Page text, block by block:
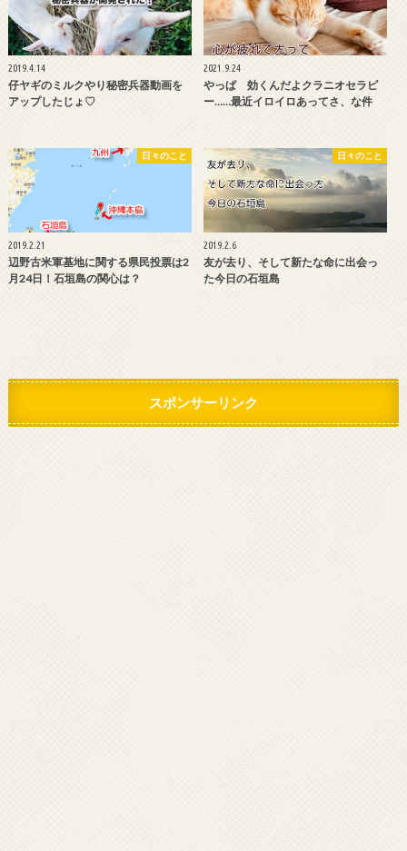
2019.4.14
仔ヤギのミルクやり秘密兵器動画を
アップしたじょ♡
2021.9.24
やっぱ 効くんだよクラニオセラピ
ー……最近イロイロあってさ、な件
日々のこと
2019.2.21
辺野古米軍基地に関する県民投票は2
月24日！石垣島の関心は？
日々のこと
2019.2.6
友が去り、そして新たな命に出会っ
た今日の石垣島
スポンサーリンク